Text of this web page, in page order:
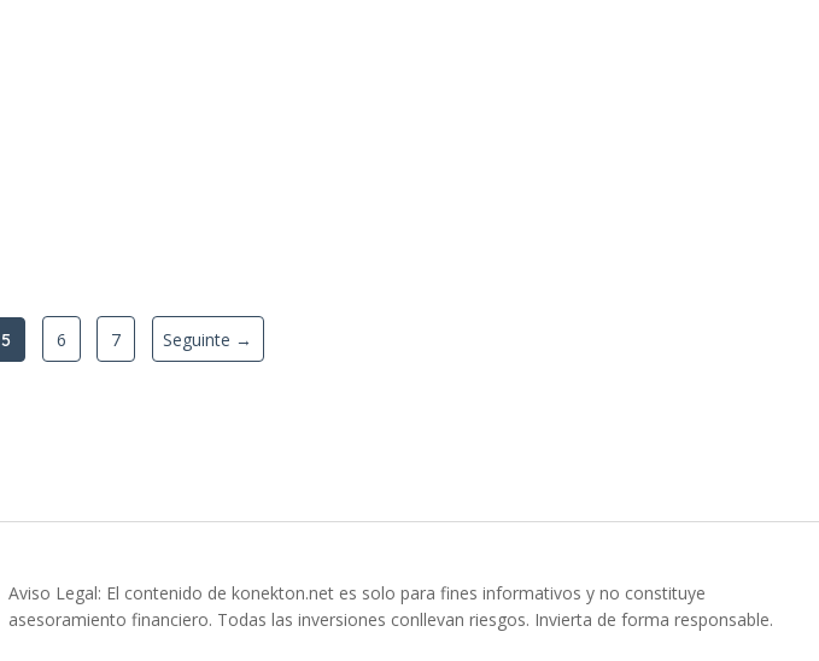
5 6 7 Seguinte →
Aviso Legal: El contenido de konekton.net es solo para fines informativos y no constituye
asesoramiento financiero. Todas las inversiones conllevan riesgos. Invierta de forma responsable.